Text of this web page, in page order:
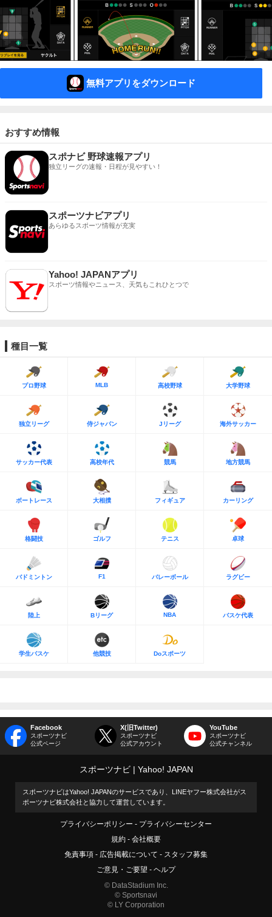
無料アプリをダウンロード
おすすめ情報
スポナビ 野球速報アプリ
独立リーグの速報・日程が見やすい！
スポーツナビアプリ
あらゆるスポーツ情報が充実
Yahoo! JAPANアプリ
スポーツ情報やニュース、天気もこれひとつで
種目一覧
プロ野球 MLB 高校野球 大学野球
独立リーグ 侍ジャパン Jリーグ 海外サッカー
サッカー代表 高校年代 競馬 地方競馬
ボートレース 大相撲 フィギュア カーリング
格闘技 ゴルフ テニス 卓球
バドミントン F1 バレーボール ラグビー
陸上 Bリーグ NBA バスケ代表
学生バスケ 他競技 Doスポーツ
Facebook
スポーツナビ
公式ページ
X(旧Twitter)
スポーツナビ
公式アカウント
YouTube
スポーツナビ
公式チャンネル
スポーツナビ Yahoo! JAPAN
スポーツナビはYahoo! JAPANのサービスであり、LINEヤフー株式会社がス
ポーツナビ株式会社と協力して運営しています。
プライバシーポリシー
プライバシーセンター
規約
会社概要
免責事項
広告掲載について
スタッフ募集
ご意見・ご要望
ヘルプ
© DataStadium Inc.
© Sportsnavi
© LY Corporation